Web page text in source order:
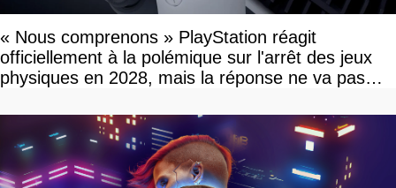
« Nous comprenons » PlayStation réagit
officiellement à la polémique sur l'arrêt des jeux
physiques en 2028, mais la réponse ne va pas